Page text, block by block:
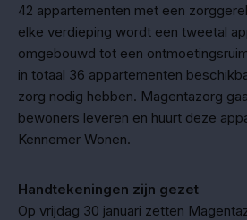
42 appartementen met een
elke verdieping wordt een tweetal
omgebouwd tot een
in totaal 36 appartementen
zorg nodig hebben. Magentazorg
bewoners leveren en huurt deze
Kennemer Wonen.
Handtekeningen zijn gezet
Op vrijdag 30 januari zetten